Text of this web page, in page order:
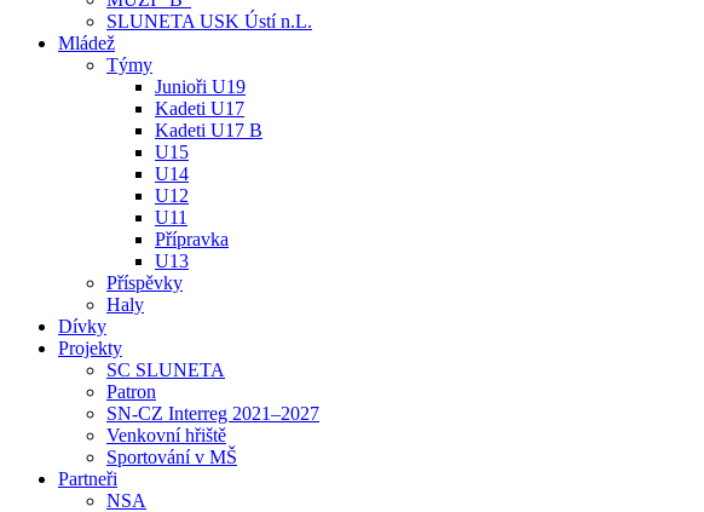
SLUNETA USK Ústí n.L.
Mládež
Týmy
Junioři U19
Kadeti U17
Kadeti U17 B
U15
U14
U12
U11
Přípravka
U13
Příspěvky
Haly
Dívky
Projekty
SC SLUNETA
Patron
SN-CZ Interreg 2021–2027
Venkovní hřiště
Sportování v MŠ
Partneři
NSA